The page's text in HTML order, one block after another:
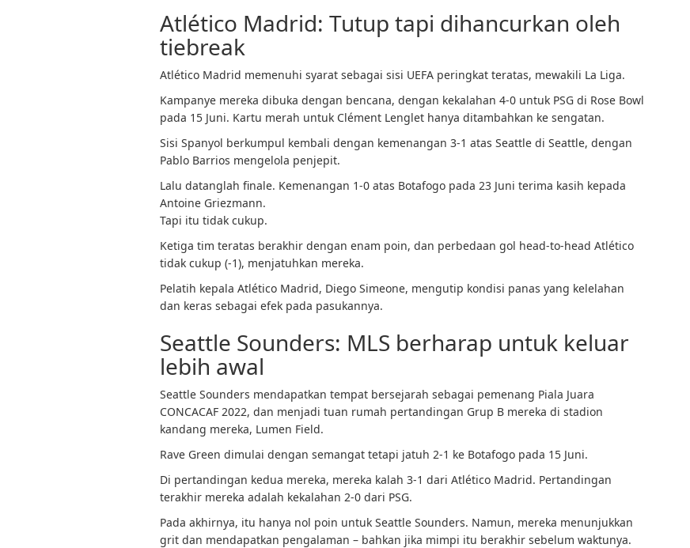
Atlético Madrid: Tutup tapi dihancurkan oleh
tiebreak
Atlético Madrid memenuhi syarat sebagai sisi UEFA peringkat teratas, mewakili La Liga.
Kampanye mereka dibuka dengan bencana, dengan kekalahan 4-0 untuk PSG di Rose Bowl
pada 15 Juni. Kartu merah untuk Clément Lenglet hanya ditambahkan ke sengatan.
Sisi Spanyol berkumpul kembali dengan kemenangan 3-1 atas Seattle di Seattle, dengan
Pablo Barrios mengelola penjepit.
Lalu datanglah finale. Kemenangan 1-0 atas Botafogo pada 23 Juni terima kasih kepada
Antoine Griezmann.
Tapi itu tidak cukup.
Ketiga tim teratas berakhir dengan enam poin, dan perbedaan gol head-to-head Atlético
tidak cukup (-1), menjatuhkan mereka.
Pelatih kepala Atlético Madrid, Diego Simeone, mengutip kondisi panas yang kelelahan
dan keras sebagai efek pada pasukannya.
Seattle Sounders: MLS berharap untuk keluar
lebih awal
Seattle Sounders mendapatkan tempat bersejarah sebagai pemenang Piala Juara
CONCACAF 2022, dan menjadi tuan rumah pertandingan Grup B mereka di stadion
kandang mereka, Lumen Field.
Rave Green dimulai dengan semangat tetapi jatuh 2-1 ke Botafogo pada 15 Juni.
Di pertandingan kedua mereka, mereka kalah 3-1 dari Atlético Madrid. Pertandingan
terakhir mereka adalah kekalahan 2-0 dari PSG.
Pada akhirnya, itu hanya nol poin untuk Seattle Sounders. Namun, mereka menunjukkan
grit dan mendapatkan pengalaman – bahkan jika mimpi itu berakhir sebelum waktunya.